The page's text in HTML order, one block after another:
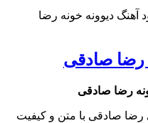
آهنگ دیوونه خونه رضا
رضا صادقی
رضا صادقی
رضا صادقی با متن و کیفیت